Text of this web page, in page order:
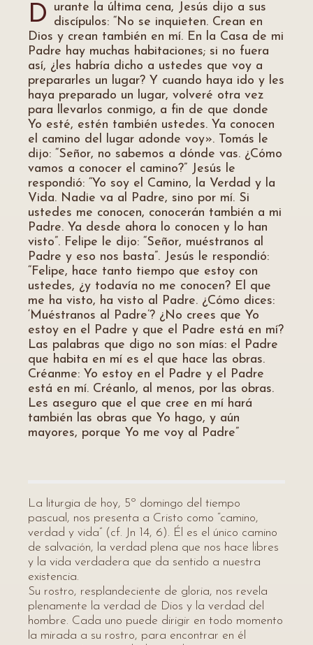
D
urante la última cena, Jesús dijo a sus
discípulos: “No se inquieten. Crean en
Dios y crean también en mí. En la Casa de mi
Padre hay muchas habitaciones; si no fuera
así, ¿les habría dicho a ustedes que voy a
prepararles un lugar? Y cuando haya ido y les
haya preparado un lugar, volveré otra vez
para llevarlos conmigo, a fin de que donde
Yo esté, estén también ustedes. Ya conocen
el camino del lugar adonde voy». Tomás le
dijo: “Señor, no sabemos a dónde vas. ¿Cómo
vamos a conocer el camino?” Jesús le
respondió: “Yo soy el Camino, la Verdad y la
Vida. Nadie va al Padre, sino por mí. Si
ustedes me conocen, conocerán también a mi
Padre. Ya desde ahora lo conocen y lo han
visto”. Felipe le dijo: “Señor, muéstranos al
Padre y eso nos basta”. Jesús le respondió:
“Felipe, hace tanto tiempo que estoy con
ustedes, ¿y todavía no me conocen? El que
me ha visto, ha visto al Padre. ¿Cómo dices:
‘Muéstranos al Padre’? ¿No crees que Yo
estoy en el Padre y que el Padre está en mí?
Las palabras que digo no son mías: el Padre
que habita en mí es el que hace las obras.
Créanme: Yo estoy en el Padre y el Padre
está en mí. Créanlo, al menos, por las obras.
Les aseguro que el que cree en mí hará
también las obras que Yo hago, y aún
mayores, porque Yo me voy al Padre”
La liturgia de hoy, 5º domingo del tiempo
pascual, nos presenta a Cristo como “camino,
verdad y vida” (cf. Jn 14, 6). Él es el único camino
de salvación, la verdad plena que nos hace libres
y la vida verdadera que da sentido a nuestra
existencia.
Su rostro, resplandeciente de gloria, nos revela
plenamente la verdad de Dios y la verdad del
hombre. Cada uno puede dirigir en todo momento
la mirada a su rostro, para encontrar en él